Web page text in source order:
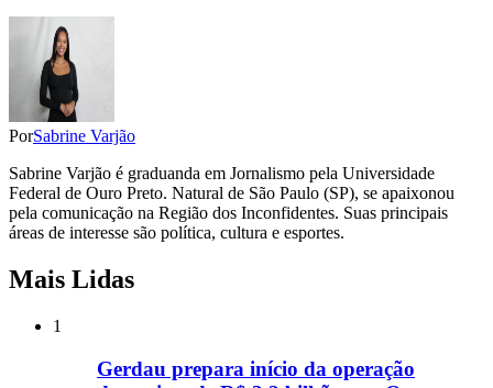
PorSabrine Varjão
Sabrine Varjão é graduanda em Jornalismo pela Universidade
Federal de Ouro Preto. Natural de São Paulo (SP), se apaixonou
pela comunicação na Região dos Inconfidentes. Suas principais
áreas de interesse são política, cultura e esportes.
Mais Lidas
1
Gerdau prepara início da operação